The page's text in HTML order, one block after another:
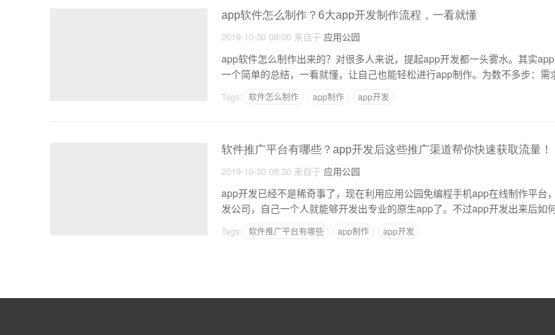
app软件怎么制作？6大app开发制作流程，一看就懂
2019-10-30 09:00 来自于 应用公园
app软件怎么制作出来的？对很多人来说，提起app开发都一头雾水。其实
一个简单的总结，一看就懂，让自己也能轻松进行app制作。为数不多步：
Tags: 软件怎么制作 app制作 app开发
软件推广平台有哪些？app开发后这些推广渠道帮你快速获取流量！
2019-10-30 09:30 来自于 应用公园
app开发已经不是稀奇事了，现在利用应用公园免编程手机app在线制作平台
发公司，自己一个人就能够开发出专业的原生app了。不过app开发出来后如
Tags: 软件推广平台有哪些 app制作 app开发